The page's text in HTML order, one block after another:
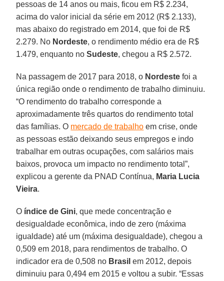
pessoas de 14 anos ou mais, ficou em R$ 2.234,
acima do valor inicial da série em 2012 (R$ 2.133),
mas abaixo do registrado em 2014, que foi de R$
2.279. No Nordeste, o rendimento médio era de R$
1.479, enquanto noSudeste, chegou a R$ 2.572.
Na passagem de 2017 para 2018, o Nordeste foi a
única região onde o rendimento de trabalho diminuiu.
“O rendimento do trabalho corresponde a
aproximadamente três quartos do rendimento total
das famílias. O mercado de trabalho em crise, onde
as pessoas estão deixando seus empregos e indo
trabalhar em outras ocupações, com salários mais
baixos, provoca um impacto no rendimento total”,
explicou a gerente da PNAD Contínua, Maria Lucia
Vieira.
O índice de Gini, que mede concentração e
desigualdade econômica, indo de zero (máxima
igualdade) até um (máxima desigualdade), chegou a
0,509 em 2018, para rendimentos de trabalho. O
indicador era de 0,508 no Brasil em 2012, depois
diminuiu para 0,494 em 2015 e voltou a subir. “Essas